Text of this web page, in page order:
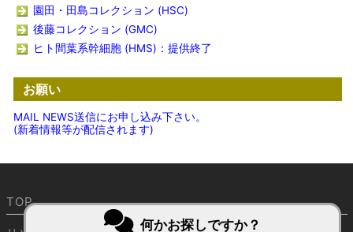
園田・田島コレクション (HSC)
後藤コレクション (GMC)
ヒト間葉系幹細胞 (HMS)：提供終了
お願い
MAIL NEWS送信にお申し込み下さい。
(新着情報等が配信されます)
TOP
何かお探しですか？